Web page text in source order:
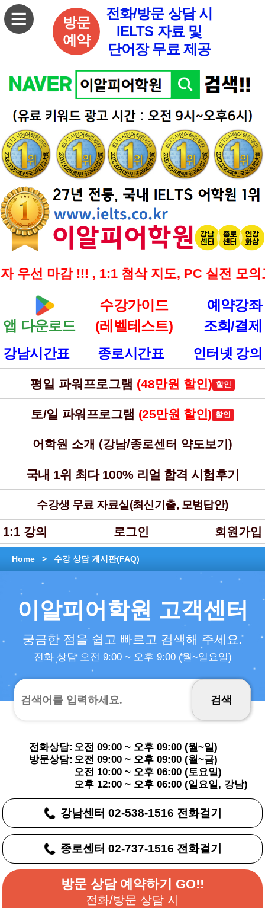
방문
예약
전화/방문 상담 시
IELTS 자료 및
단어장 무료 제공
!!! , 1:1 첨삭 지도, PC 실전 모의고사
앱 다운로드
수강가이드
(레벨테스트)
예약강좌
조회/결제
강남시간표
종로시간표 인터넷 강의
평일 파워프로그램 (48만원 할인) 할인
토/일 파워프로그램 (25만원 할인) 할인
어학원 소개 (강남/종로센터 약도보기)
국내 1위 최다 100% 리얼 합격 시험후기
수강생 무료 자료실(최신기출, 모범답안)
1:1 강의 로그인 회원가입
Home > 수강 상담 게시판(FAQ)
이알피어학원 고객센터
궁금한 점을 쉽고 빠르고 검색해 주세요.
전화 상담 오전 9:00 ~ 오후 9:00 (월~일요일)
전화상담:
방문상담:
오전 09:00 ~ 오후 09:00 (월~일)
오전 09:00 ~ 오후 09:00 (월~금)
오전 10:00 ~ 오후 06:00 (토요일)
오후 12:00 ~ 오후 06:00 (일요일, 강남)
강남센터 02-538-1516 전화걸기
종로센터 02-737-1516 전화걸기
방문 상담 예약하기 GO!!
전화/방문 상담 시